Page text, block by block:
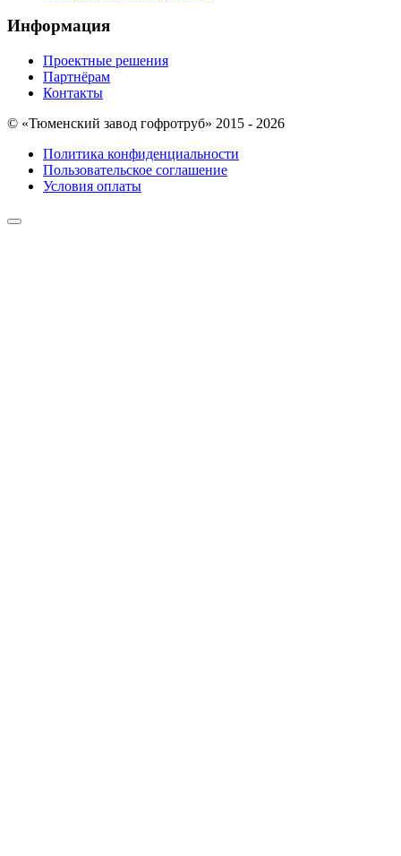
Информация
Проектные решения
Партнёрам
Контакты
© «Тюменский завод гофротруб» 2015 - 2026
Политика конфиденциальности
Пользовательское соглашение
Условия оплаты